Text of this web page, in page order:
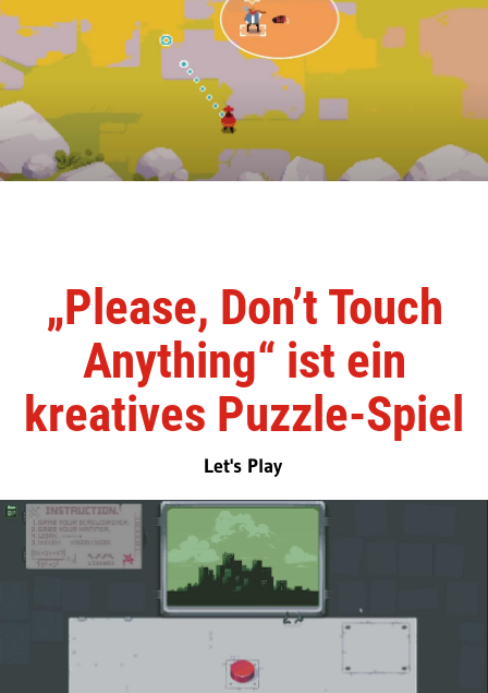
„Please, Don’t Touch
Anything“ ist ein
kreatives Puzzle-Spiel
Let's Play